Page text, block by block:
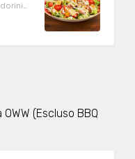
(Escluso BBQ